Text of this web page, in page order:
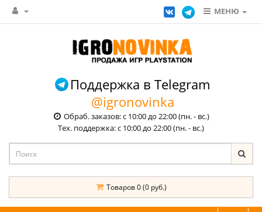
МЕНЮ
Поддержка в Telegram
@igronovinka
Обраб. заказов: с 10:00 до 22:00 (пн. - вс.)
Тех. поддержка: с 10:00 до 22:00 (пн. - вс.)
Товаров 0 (0 руб.)